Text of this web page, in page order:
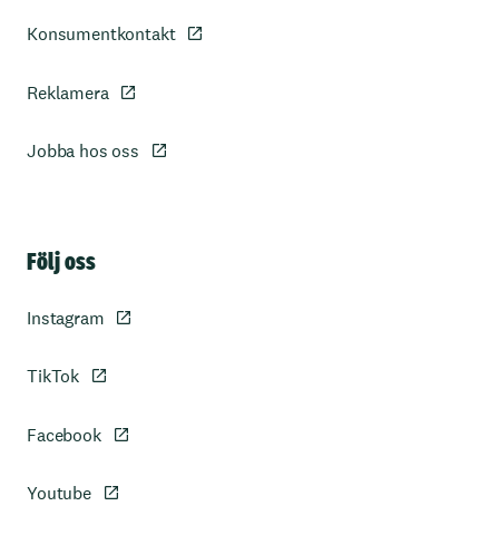
Konsumentkontakt
Reklamera
Jobba hos oss
Följ oss
Instagram
TikTok
Facebook
Youtube